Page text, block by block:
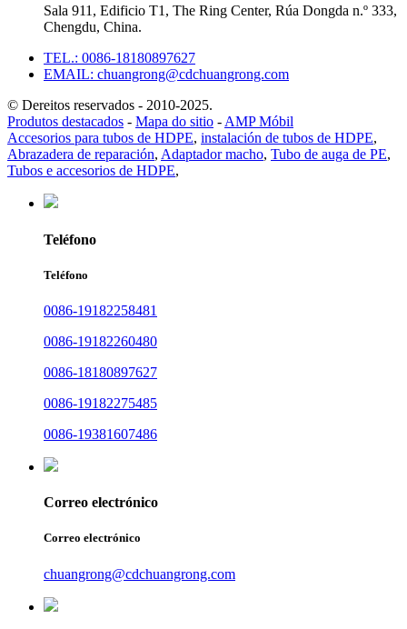
Sala 911, Edificio T1, The Ring Center, Rúa Dongda n.º 333,
Chengdu, China.
TEL.: 0086-18180897627
EMAIL: chuangrong@cdchuangrong.com
© Dereitos reservados - 2010-2025.
Produtos destacados - Mapa do sitio -AMP Móbil
Accesorios para tubos de HDPE, instalación de tubos de HDPE,
Abrazadera de reparación, Adaptador macho, Tubo de auga de PE,
Tubos e accesorios de HDPE,
Teléfono
Teléfono
0086-19182258481
0086-19182260480
0086-18180897627
0086-19182275485
0086-19381607486
Correo electrónico
Correo electrónico
chuangrong@cdchuangrong.com